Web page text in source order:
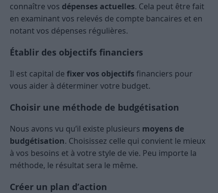
connaître vos dépenses actuelles. Cela peut être fait
en examinant vos relevés de compte bancaires et en
notant vos dépenses régulières.
Établir des objectifs financiers
Il est capital de fixer vos objectifs financiers pour
vous aider à déterminer votre budget.
Choisir une méthode de budgétisation
Nous avons vu qu’il existe plusieurs moyens de
budgétisation. Choisissez celle qui convient le mieux
à vos besoins et à votre style de vie. Peu importe la
méthode, le résultat sera le même.
Créer un plan d’action